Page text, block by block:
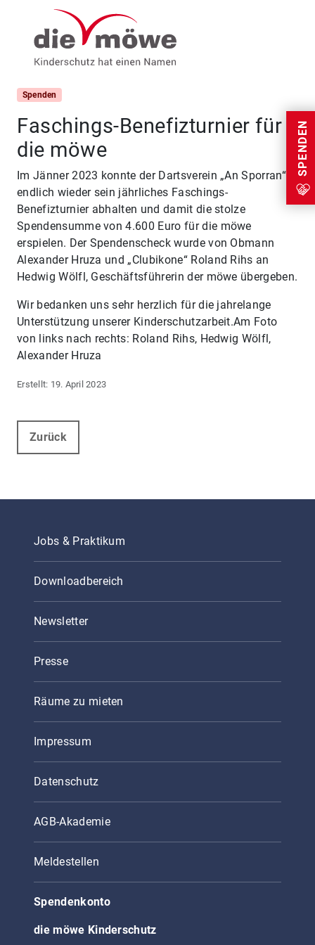
Weiter zum Inhalt
SPENDEN
Spenden
Faschings-Benefizturnier für
die möwe
Im Jänner 2023 konnte der Dartsverein „An Sporran“
endlich wieder sein jährliches Faschings-
Benefizturnier abhalten und damit die stolze
Spendensumme von 4.600 Euro für die möwe
erspielen. Der Spendenscheck wurde von Obmann
Alexander Hruza und „Clubikone“ Roland Rihs an
Hedwig Wölfl, Geschäftsführerin der möwe übergeben.
Wir bedanken uns sehr herzlich für die jahrelange
Unterstützung unserer Kinderschutzarbeit.Am Foto
von links nach rechts: Roland Rihs, Hedwig Wölfl,
Alexander Hruza
19. April 2023
Zurück
Jobs & Praktikum
Downloadbereich
Newsletter
Presse
Räume zu mieten
Impressum
Datenschutz
AGB-Akademie
Meldestellen
Spendenkonto
die möwe Kinderschutz